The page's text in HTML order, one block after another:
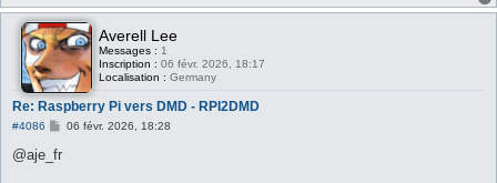
Averell Lee
Messages : 1
Inscription : 06 févr. 2026, 18:17
Localisation : Germany
Re: Raspberry Pi vers DMD - RPI2DMD
#4086
M
s
06 févr. 2026, 18:28
@aje_fr